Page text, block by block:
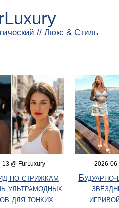
// Люкс & Стиль
13 @ FürLuxury
по стрижкам
ультрамодных
для тонких
2026-